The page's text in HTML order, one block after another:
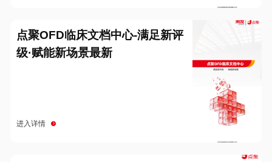
点聚OFD临床文档中心-满足新评
级·赋能新场景最新
进入详情